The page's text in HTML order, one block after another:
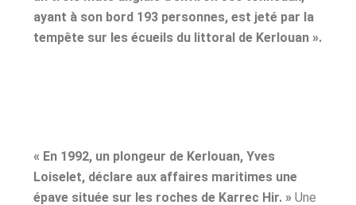
ayant à son bord 193 personnes, est jeté par la
tempête sur les écueils du littoral de Kerlouan ».
« En 1992, un plongeur de Kerlouan, Yves
Loiselet, déclare aux affaires maritimes une
épave située sur les roches de Karrec Hir. » Une